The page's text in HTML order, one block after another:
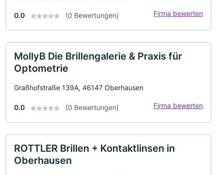
0.0 (0 Bewertungen) Firma bewerten
MollyB Die Brillengalerie & Praxis für
Optometrie
Graßhofstraße 139A, 46147 Oberhausen
0.0 (0 Bewertungen) Firma bewerten
ROTTLER Brillen + Kontaktlinsen in
Oberhausen